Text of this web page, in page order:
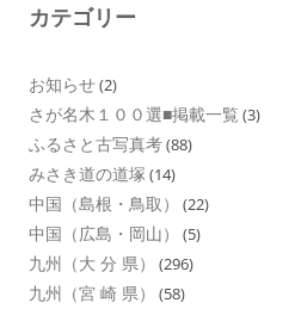
カテゴリー
お知らせ(2)
さが名木１００選■掲載一覧 (3)
ふるさと古写真考(88)
みさき道の道塚 (14)
中国（島根・鳥取） (22)
中国（広島・岡山） (5)
九州（大 分 県） (296)
九州（宮 崎 県） (58)